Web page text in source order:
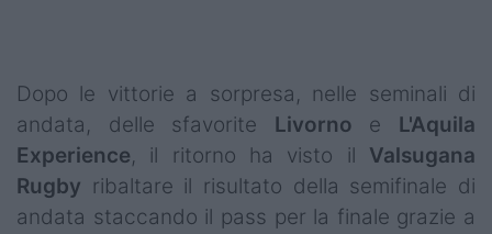
Dopo le vittorie a sorpresa, nelle seminali di
andata, delle sfavorite Livorno e L'Aquila
Experience, il ritorno ha visto il Valsugana
Rugby ribaltare il risultato della semifinale di
andata staccando il pass per la finale grazie a